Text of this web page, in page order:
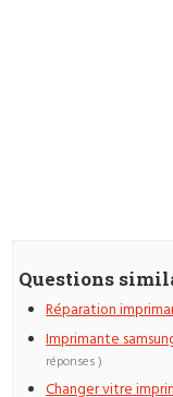
Questions
Réparation
Imprimante
réponses )
Changer vitre